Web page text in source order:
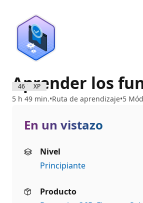
4600 XP
Aprender los
5 h 49 min. Ruta de aprendizaje 5
En un vistazo
Nivel
Principiante
Producto